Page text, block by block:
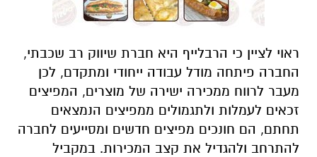
ראוי לציין כי הרבלייף היא חברת שיווק רב שכבתי,
החברה פיתחה מודל עבודה ייחודי ומתקדם, לכן
מעבר לרווח ממכירה ישירה של מוצרים, המפיצים
זכאים לעמלות ולתגמולים ממפיצים הנמצאים
תחתם, הם חונכים מפיצים חדשים ומסייעים לחברה
להתרחב ולהגדיל את קצב המכירות. במקביל